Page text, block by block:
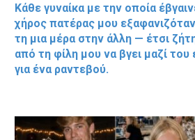
Κάθε γυναίκα με την οποία
χήρος πατέρας μου
τη μια μέρα στην άλλη — έτσι
από τη φίλη μου να βγει μαζί
για ένα ραντεβού.